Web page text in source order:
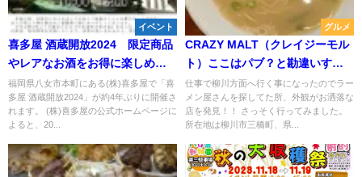
イベント
喜多屋 酒蔵開放2024 限定商品
やレアなお酒をお得に楽しめ
る！ 5年ぶりに唎き酒大会も開
催
福岡県八女市本町にある(株)喜多屋で「喜
多屋 酒蔵開放2024」が約4年ぶりに開催さ
れます。 (株)喜多屋の公式ホームページに
よると、20...
グルメ
CRAZY MALT（クレイジーモル
ト）ここはパブ？と勘違いする
ラーメン屋【柳川市】
仕事で柳川方面へ行く事になったのでラー
メン屋さんを探してた所、外観がお洒落な
店を発見！！ さっそく行ってみました。
所在地は柳川市三橋町、県...